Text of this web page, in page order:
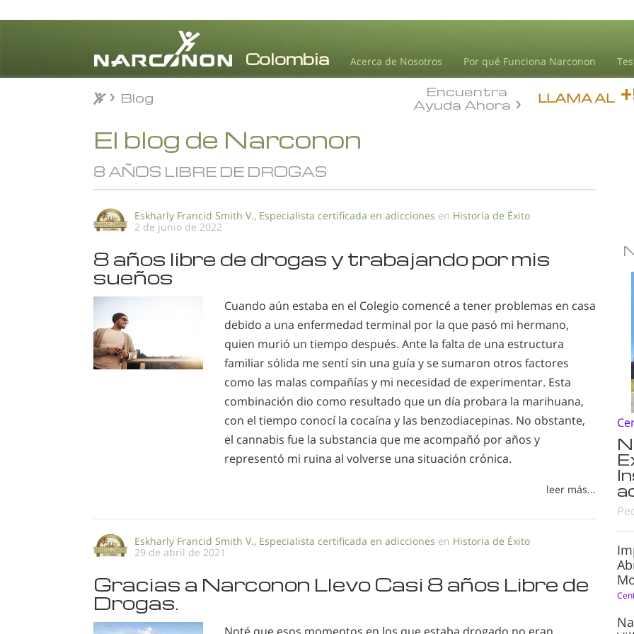
Acerca de Nosotros Por qué Funciona Narconon
LLAMA AL
Encuentra
Ayuda Ahora
Blog
El blog de Narconon
8 AÑOS LIBRE DE DROGAS
Eskharly Francid Smith V., Especialista certificada en adicciones en Historia de Éxito
2 de junio de 2022
8 años libre de drogas y trabajando por mis
sueños
Cuando aún estaba en el Colegio comencé a tener problemas en casa
debido a una enfermedad terminal por la que pasó mi hermano,
quien murió un tiempo después. Ante la falta de una estructura
familiar sólida me sentí sin una guía y se sumaron otros factores
como las malas compañías y mi necesidad de experimentar. Esta
combinación dio como resultado que un día probara la marihuana,
con el tiempo conocí la cocaína y las benzodiacepinas. No obstante,
el cannabis fue la substancia que me acompañó por años y
representó mi ruina al volverse una situación crónica.
leer más...
Eskharly Francid Smith V., Especialista certificada en adicciones en Historia de Éxito
29 de abril de 2021
Gracias a Narconon Llevo Casi 8 años Libre de
Drogas.
Blog